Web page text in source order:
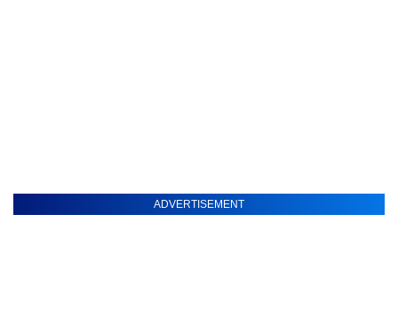
ADVERTISEMENT